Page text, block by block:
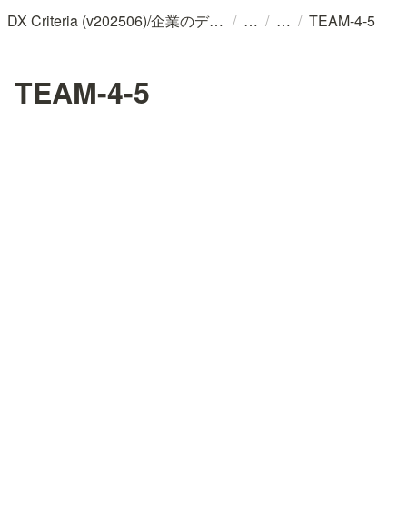
DX Criteria (v202506)/企業のデジタル化とソフトウェア活用のためのガイドライン / / / TEAM-4-5
TEAM-4-5